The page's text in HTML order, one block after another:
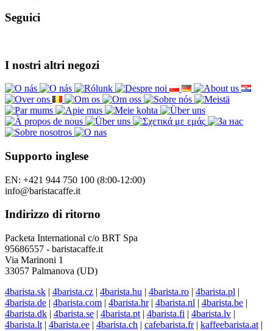
Seguici
I nostri altri negozi
Supporto inglese
EN: +421 944 750 100 (8:00-12:00)
info@baristacaffe.it
Indirizzo di ritorno
Packeta International c/o BRT Spa
95686557 - baristacaffe.it
Via Marinoni 1
33057 Palmanova (UD)
4barista.sk | 4barista.cz | 4barista.hu | 4barista.ro | 4barista.pl |
4barista.de | 4barista.com | 4barista.hr| 4barista.nl | 4barista.be |
4barista.dk | 4barista.se | 4barista.pt | 4barista.fi | 4barista.lv |
4barista.lt | 4barista.ee | 4barista.ch | cafebarista.fr| kaffeebarista.at |